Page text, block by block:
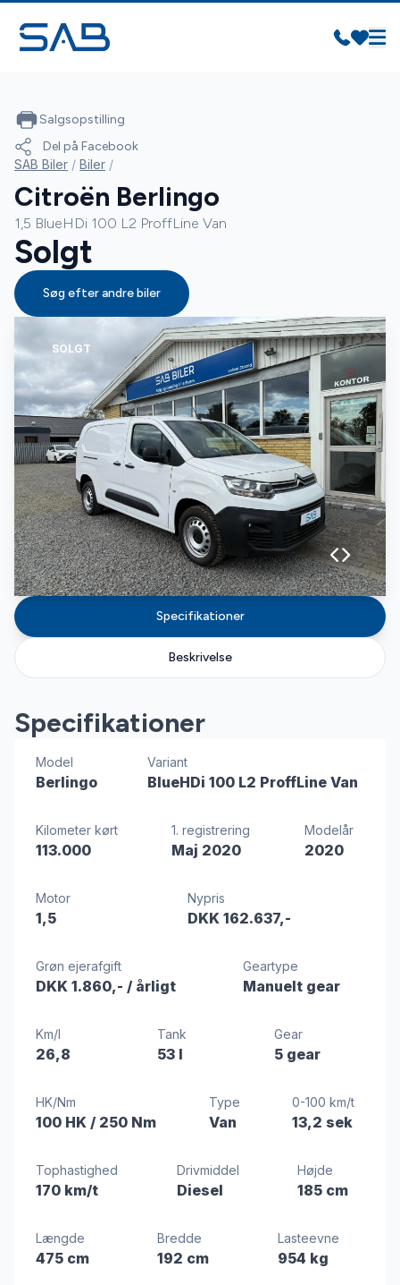
SOLGT
Specifikationer
Beskrivelse
Specifikationer
Model
Berlingo
Variant
BlueHDi 100 L2 ProffLine Van
Kilometer kørt
113.000
1. registrering
Maj 2020
Modelår
2020
Motor
1,5
Nypris
DKK 162.637,-
Grøn ejerafgift
DKK 1.860,- / årligt
Geartype
Manuelt gear
Km/l
26,8
Tank
53 l
Gear
5 gear
HK/Nm
100 HK / 250 Nm
Type
Van
0-100 km/t
13,2 sek
Tophastighed
170 km/t
Drivmiddel
Diesel
Højde
185 cm
Længde
475 cm
Bredde
192 cm
Lasteevne
954 kg
Salgsopstilling
Del på Facebook
SAB Biler / Biler /
Citroën Berlingo
1,5 BlueHDi 100 L2 ProffLine Van
Solgt
Søg efter andre biler